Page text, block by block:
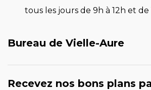
tous les jours de 9h à 12h et de
Bureau de Vielle-Aure
Recevez nos bons plans